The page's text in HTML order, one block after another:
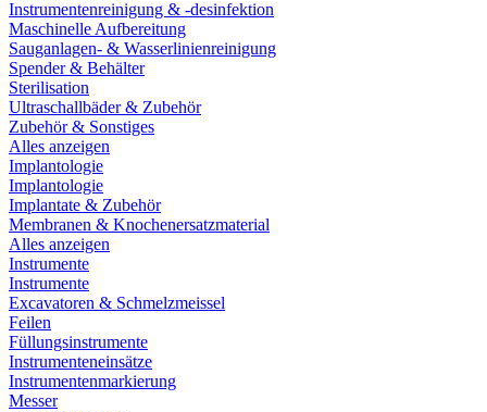
Instrumentenreinigung & -desinfektion
Maschinelle Aufbereitung
Sauganlagen- & Wasserlinienreinigung
Spender & Behälter
Sterilisation
Ultraschallbäder & Zubehör
Zubehör & Sonstiges
Alles anzeigen
Implantologie
Implantologie
Implantate & Zubehör
Membranen & Knochenersatzmaterial
Alles anzeigen
Instrumente
Instrumente
Excavatoren & Schmelzmeissel
Feilen
Füllungsinstrumente
Instrumenteneinsätze
Instrumentenmarkierung
Messer